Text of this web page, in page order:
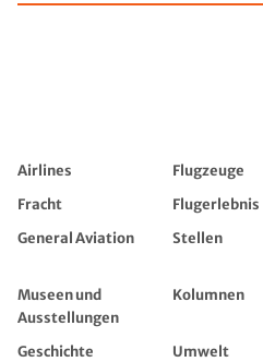
Airlines Flugzeuge
Fracht
Flugerlebnis
General Aviation
Stellen
Museen und
Ausstellungen
Kolumnen
Geschichte Umwelt